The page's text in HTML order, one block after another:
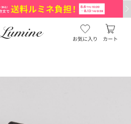
お気に入り カート